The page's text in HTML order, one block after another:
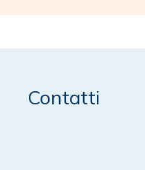
Contatti